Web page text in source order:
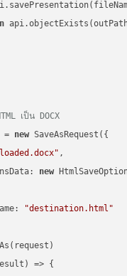
เป็น DOCX
= new SaveAsRequest({
,
: new
:
"destination.html"
) => {